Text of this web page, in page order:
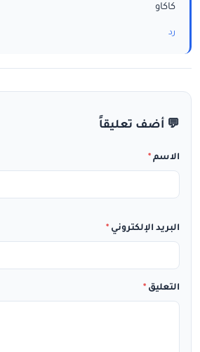
كاكاو
رد
💬 أضف تعليقاً
الاسم *
البريد الإلكتروني *
التعليق *